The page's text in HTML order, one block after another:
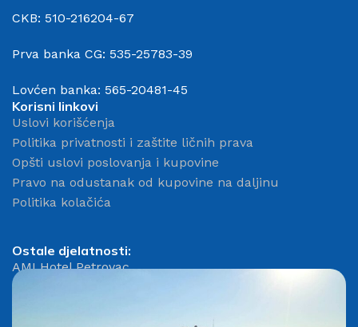
CKB: 510-216204-67
Prva banka CG: 535-25783-39
Lovćen banka: 565-20481-45
Korisni linkovi
Uslovi korišćenja
Politika privatnosti i zaštite ličnih prava
Opšti uslovi poslovanja i kupovine
Pravo na odustanak od kupovine na daljinu
Politika kolačića
Ostale djelatnosti:
AMI Hotel Petrovac